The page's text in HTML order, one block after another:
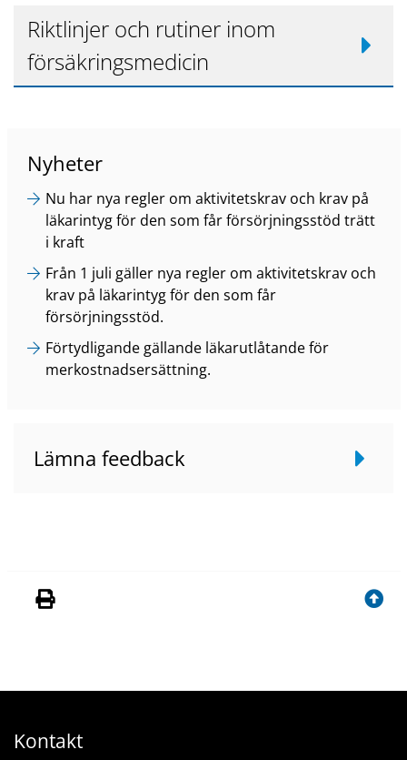
Riktlinjer och rutiner inom
försäkringsmedicin
Nyheter
Nu har nya regler om aktivitetskrav och krav på
läkarintyg för den som får försörjningsstöd trätt
i kraft
Från 1 juli gäller nya regler om aktivitetskrav och
krav på läkarintyg för den som får
försörjningsstöd.
Förtydligande gällande läkarutlåtande för
merkostnadsersättning.
Lämna feedback
Kontakt